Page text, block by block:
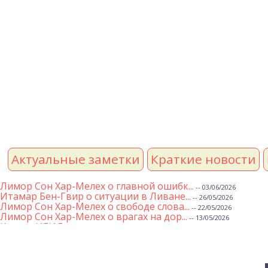
Актуальные заметки Краткие новости
Лимор Сон Хар-Мелех о главной ошибк... -- 03/06/2026
Итамар Бен-Гвир о ситуации в Ливане... -- 26/05/2026
Лимор Сон Хар-Мелех о свободе слова... -- 22/05/2026
Лимор Сон Хар-Мелех о врагах на дор... -- 13/05/2026
Клятва ИГИЛ